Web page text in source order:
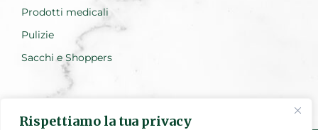
Rispettiamo la tua privacy
Prodotti medicali
Pulizie
Sacchi e Shoppers